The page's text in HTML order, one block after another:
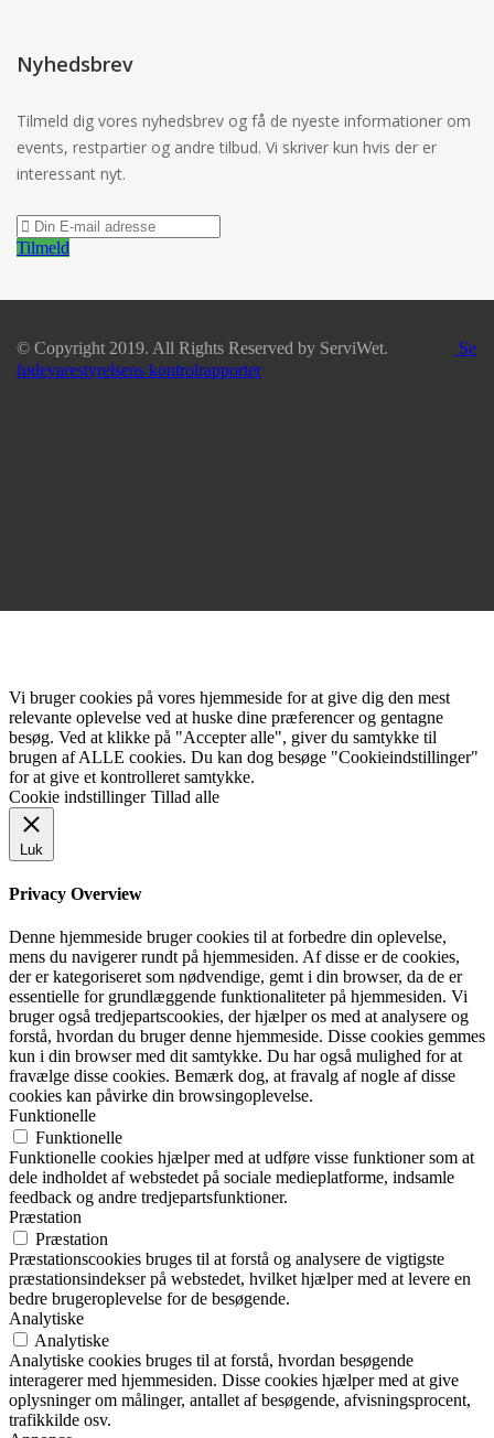
Nyhedsbrev
Tilmeld dig vores nyhedsbrev og få de nyeste informationer om
events, restpartier og andre tilbud. Vi skriver kun hvis der er
interessant nyt.
Tilmeld
© Copyright 2019. All Rights Reserved by ServiWet.
Se
fødevarestyrelsens kontrolrapporter
Vi bruger cookies på vores hjemmeside for at give dig den mest
relevante oplevelse ved at huske dine præferencer og gentagne
besøg. Ved at klikke på "Accepter alle", giver du samtykke til
brugen af ALLE cookies. Du kan dog besøge "Cookieindstillinger"
for at give et kontrolleret samtykke.
Cookie indstillinger Tillad alle
Luk
Privacy Overview
Denne hjemmeside bruger cookies til at forbedre din oplevelse,
mens du navigerer rundt på hjemmesiden. Af disse er de cookies,
der er kategoriseret som nødvendige, gemt i din browser, da de er
essentielle for grundlæggende funktionaliteter på hjemmesiden. Vi
bruger også tredjepartscookies, der hjælper os med at analysere og
forstå, hvordan du bruger denne hjemmeside. Disse cookies gemmes
kun i din browser med dit samtykke. Du har også mulighed for at
fravælge disse cookies. Bemærk dog, at fravalg af nogle af disse
cookies kan påvirke din browsingoplevelse.
Funktionelle
Funktionelle
Funktionelle cookies hjælper med at udføre visse funktioner som at
dele indholdet af webstedet på sociale medieplatforme, indsamle
feedback og andre tredjepartsfunktioner.
Præstation
Præstation
Præstationscookies bruges til at forstå og analysere de vigtigste
præstationsindekser på webstedet, hvilket hjælper med at levere en
bedre brugeroplevelse for de besøgende.
Analytiske
Analytiske
Analytiske cookies bruges til at forstå, hvordan besøgende
interagerer med hjemmesiden. Disse cookies hjælper med at give
oplysninger om målinger, antallet af besøgende, afvisningsprocent,
trafikkilde osv.